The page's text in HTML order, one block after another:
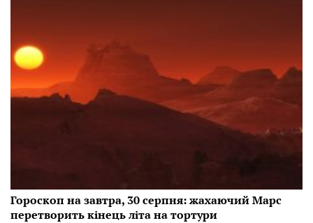
Гороскоп на завтра, 30 серпня: жахаючий Марс
перетворить кінець літа на тортури